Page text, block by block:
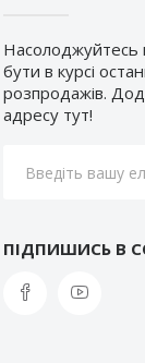
бути в курсі
розпродажів.
адресу тут!
ПІДПИШИСЬ В